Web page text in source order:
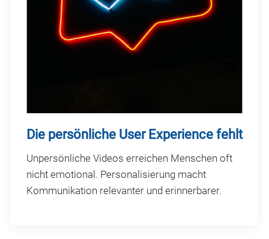
Die persönliche User Experience fehlt
Unpersönliche Videos erreichen Menschen oft
nicht emotional. Personalisierung macht
Kommunikation relevanter und erinnerbarer.